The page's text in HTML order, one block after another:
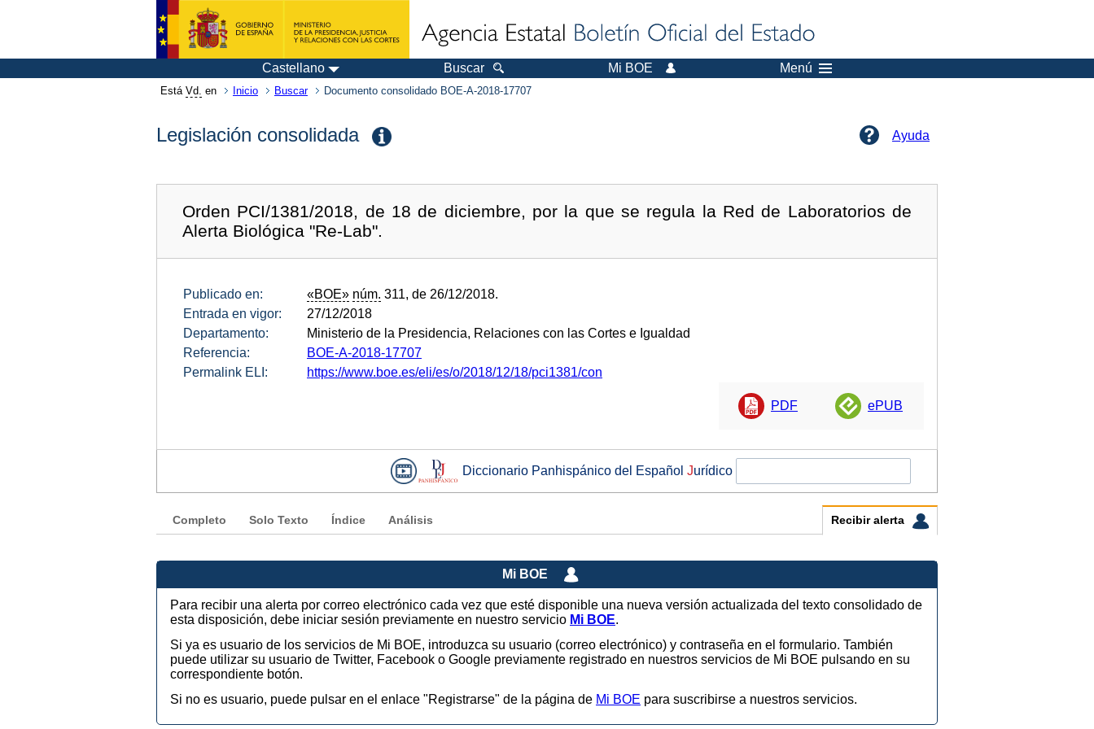
Castellano Buscar Mi BOE Menú
Está Vd. en Inicio Buscar Documento consolidado BOE-A-2018-17707
Legislación consolidada Ayuda
Orden PCI/1381/2018, de 18 de diciembre, por la que se regula la Red de Laboratorios de
Alerta Biológica "Re-Lab".
Publicado en: «BOE» núm. 311, de 26/12/2018.
Entrada en vigor:
27/12/2018
Departamento:
Ministerio de la Presidencia, Relaciones con las Cortes e Igualdad
Referencia:
BOE-A-2018-17707
Permalink ELI:
https://www.boe.es/eli/es/o/2018/12/18/pci1381/con
PDF ePUB
Diccionario Panhispánico del Español Jurídico
Completo Solo Texto Índice Análisis Recibir alerta
Mi BOE
Para recibir una alerta por correo electrónico cada vez que esté disponible una nueva versión actualizada del texto consolidado de
esta disposición, debe iniciar sesión previamente en nuestro servicio Mi BOE.
Si ya es usuario de los servicios de Mi BOE, introduzca su usuario (correo electrónico) y contraseña en el formulario. También
puede utilizar su usuario de Twitter, Facebook o Google previamente registrado en nuestros servicios de Mi BOE pulsando en su
correspondiente botón.
Si no es usuario, puede pulsar en el enlace "Registrarse" de la página de Mi BOE para suscribirse a nuestros servicios.